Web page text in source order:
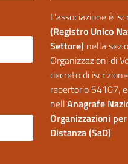
L'associazione è
(Registro Unico
Settore) nella
Organizzazioni di
decreto di
repertorio 54107,
nell'Anagrafe
Organizzazioni
Distanza (SaD).